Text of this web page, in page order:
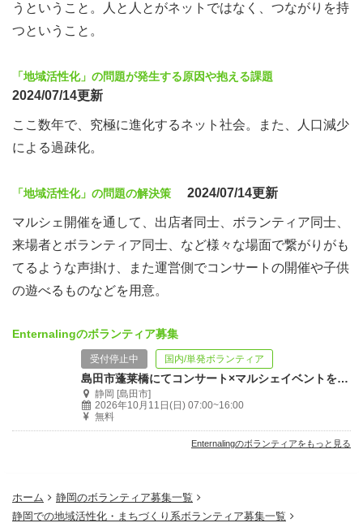
うということ。人と人とがネットではなく、つながりを持
つということ。
「地域活性化」の問題が発生する原因や抱える課題
2024/07/14更新
ここ数年で、究極に進化するネット社会。また、人口減少
による過疎化。
「地域活性化」の問題の解決策 2024/07/14更新
マルシェ開催を通して、出店者同士、ボランティア同士、
来場者とボランティア同士、など様々な場面で繋がりがも
てるような声掛け、また運営側でコンサートの開催や子供
の遊べるものなどを用意。
Enternalingのボランティア募集
受付停止中 国内/単発ボランティア
島田市蓬莱橋にてコンサート×マルシェイベントを運営するボランティア募集！
静岡 [島田市]
2026年10月11日(日) 07:00~16:00
無料
Enternalingのボランティアをもっと見る
ホーム
静岡のボランティア募集一覧
静岡での地域活性化・まちづくり系ボランティア募集一覧